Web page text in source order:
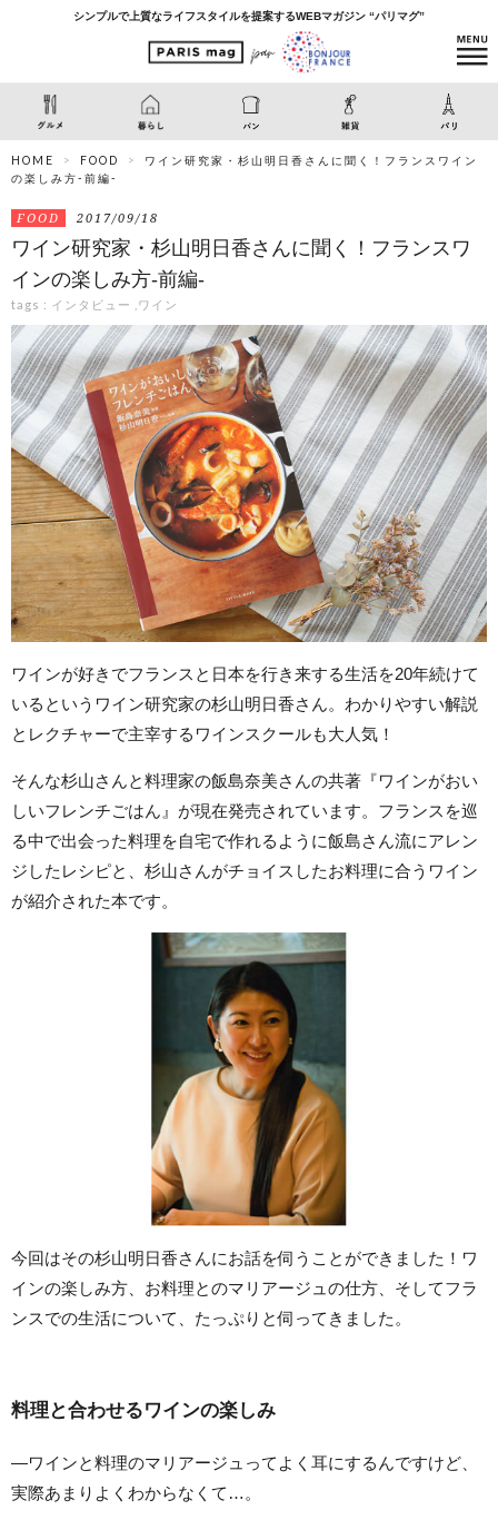
シンプルで上質なライフスタイルを提案するWEBマガジン “パリマグ”
HOME FOOD
ワイン研究家・杉山明日香さんに聞く！フランスワイン
の楽しみ方-前編-
FOOD 2017/09/18
ワイン研究家・杉山明日香さんに聞く！フランスワ
インの楽しみ方-前編-
tags : インタビュー ワイン
ワインが好きでフランスと日本を行き来する生活を20年続けて
いるというワイン研究家の杉山明日香さん。わかりやすい解説
とレクチャーで主宰するワインスクールも大人気！
そんな杉山さんと料理家の飯島奈美さんの共著『ワインがおい
しいフレンチごはん』が現在発売されています。フランスを巡
る中で出会った料理を自宅で作れるように飯島さん流にアレン
ジしたレシピと、杉山さんがチョイスしたお料理に合うワイン
が紹介された本です。
今回はその杉山明日香さんにお話を伺うことができました！ワ
インの楽しみ方、お料理とのマリアージュの仕方、そしてフラ
ンスでの生活について、たっぷりと伺ってきました。
料理と合わせるワインの楽しみ
—ワインと料理のマリアージュってよく耳にするんですけど、
実際あまりよくわからなくて…。